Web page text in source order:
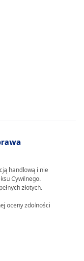
handlową i nie
Cywilnego.
złotych.
oceny zdolności